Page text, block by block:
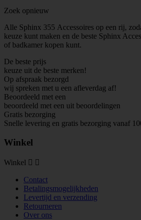
Zoek opnieuw
Alle Sphinx 355 Accessoires op een rij,
keuze kunt maken en de beste Sphinx
of badkamer kopen kunt.
De beste prijs
keuze uit de beste merken!
Op afspraak bezorgd
wij spreken met u een afleverdag af!
Beoordeeld met een
beoordeeld met een uit beoordelingen
Gratis bezorging
Snelle levering en gratis bezorging vanaf
Winkel
Winkel  
Contact
Betalingsmogelijkheden
Levertijd en verzending
Retourneren
Over ons